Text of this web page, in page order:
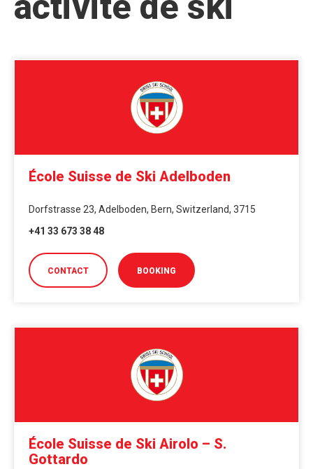
École Suisse de Ski Adelboden
Dorfstrasse 23, Adelboden, Bern, Switzerland, 3715
+41 33 673 38 48
CONTACT BOOKING
École Suisse de Ski Airolo – S.
Gottardo